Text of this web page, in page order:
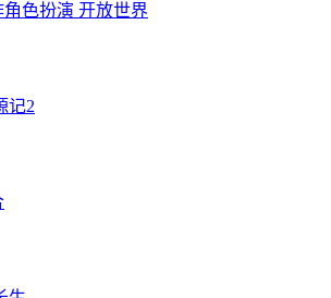
角色扮演 开放世界